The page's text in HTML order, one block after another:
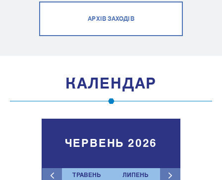
АРХІВ ЗАХОДІВ
КАЛЕНДАР
ТРАВЕНЬ ЛИПЕНЬ
ЧЕРВЕНЬ 2026